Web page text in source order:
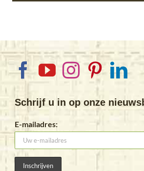
Schrijf u in op onze
E-mailadres: